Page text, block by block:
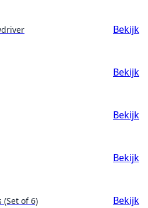
Bekijk
Bekijk
Bekijk
Bekijk
(Set of 6) Bekijk